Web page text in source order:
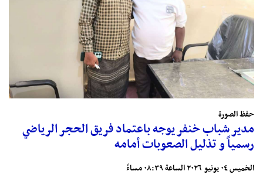
حفظ الصورة
مدير شباب خنفر يوجه باعتماد فريق الحجر الرياضي
رسمياً و تذليل الصعوبات أمامه
الخميس ٠٤ يونيو ٢٠٢٦ الساعة ٠٨:٣٩ مساءً